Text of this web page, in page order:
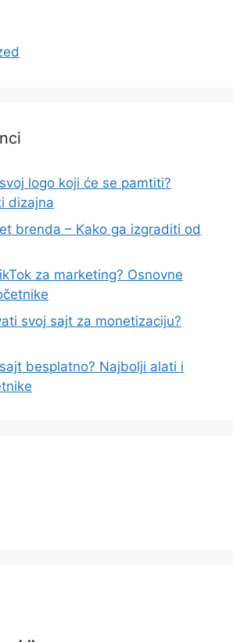
logo koji će se pamtiti?
dizajna
brenda – Kako ga izgraditi od
za marketing? Osnovne
svoj sajt za monetizaciju?
besplatno? Najbolji alati i